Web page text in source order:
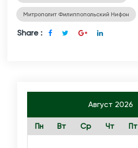
Митрополит Филиппопольский Нифон
Share :
Август 2026
Пн Вт Ср Чт Пт